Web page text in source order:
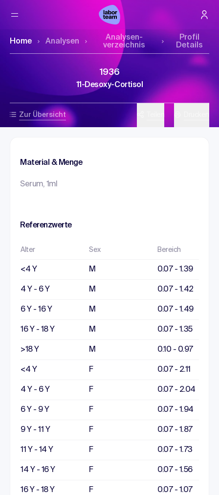
Home Analysen
Analysen­
verzeichnis
Profil
Details
Zur Übersicht
1936
11-Desoxy-Cortisol
Material & Menge
Serum, 1ml
Referenzwerte
Alter Sex Bereich
<4 Y M 0.07 - 1.39
4 Y - 6 Y M 0.07 - 1.42
6 Y - 16 Y M 0.07 - 1.49
16 Y - 18 Y M 0.07 - 1.35
>18 Y M 0.10 - 0.97
<4 Y F 0.07 - 2.11
4 Y - 6 Y F 0.07 - 2.04
6 Y - 9 Y F 0.07 - 1.94
9 Y - 11 Y F 0.07 - 1.87
11 Y - 14 Y F 0.07 - 1.73
14 Y - 16 Y F 0.07 - 1.56
16 Y - 18 Y F 0.07 - 1.07